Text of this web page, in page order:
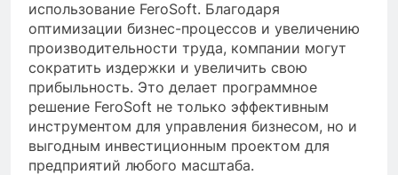
использование FeroSoft. Благодаря
оптимизации бизнес-процессов и увеличению
производительности труда, компании могут
сократить издержки и увеличить свою
прибыльность. Это делает программное
решение FeroSoft не только эффективным
инструментом для управления бизнесом, но и
выгодным инвестиционным проектом для
предприятий любого масштаба.